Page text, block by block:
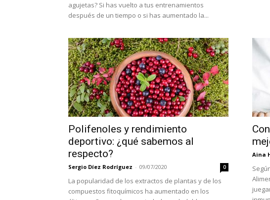
agujetas? Si has vuelto a tus entrenamientos
después de un tiempo o si has aumentado la...
Polifenoles y rendimiento
deportivo: ¿qué sabemos al
respecto?
Sergio Díez Rodríguez - 09/07/2020 0
La popularidad de los extractos de plantas y de los
compuestos fitoquímicos ha aumentado en los
Aina